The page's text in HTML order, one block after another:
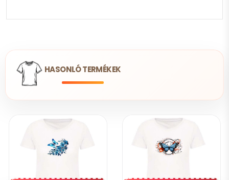
HASONLÓ TERMÉKEK